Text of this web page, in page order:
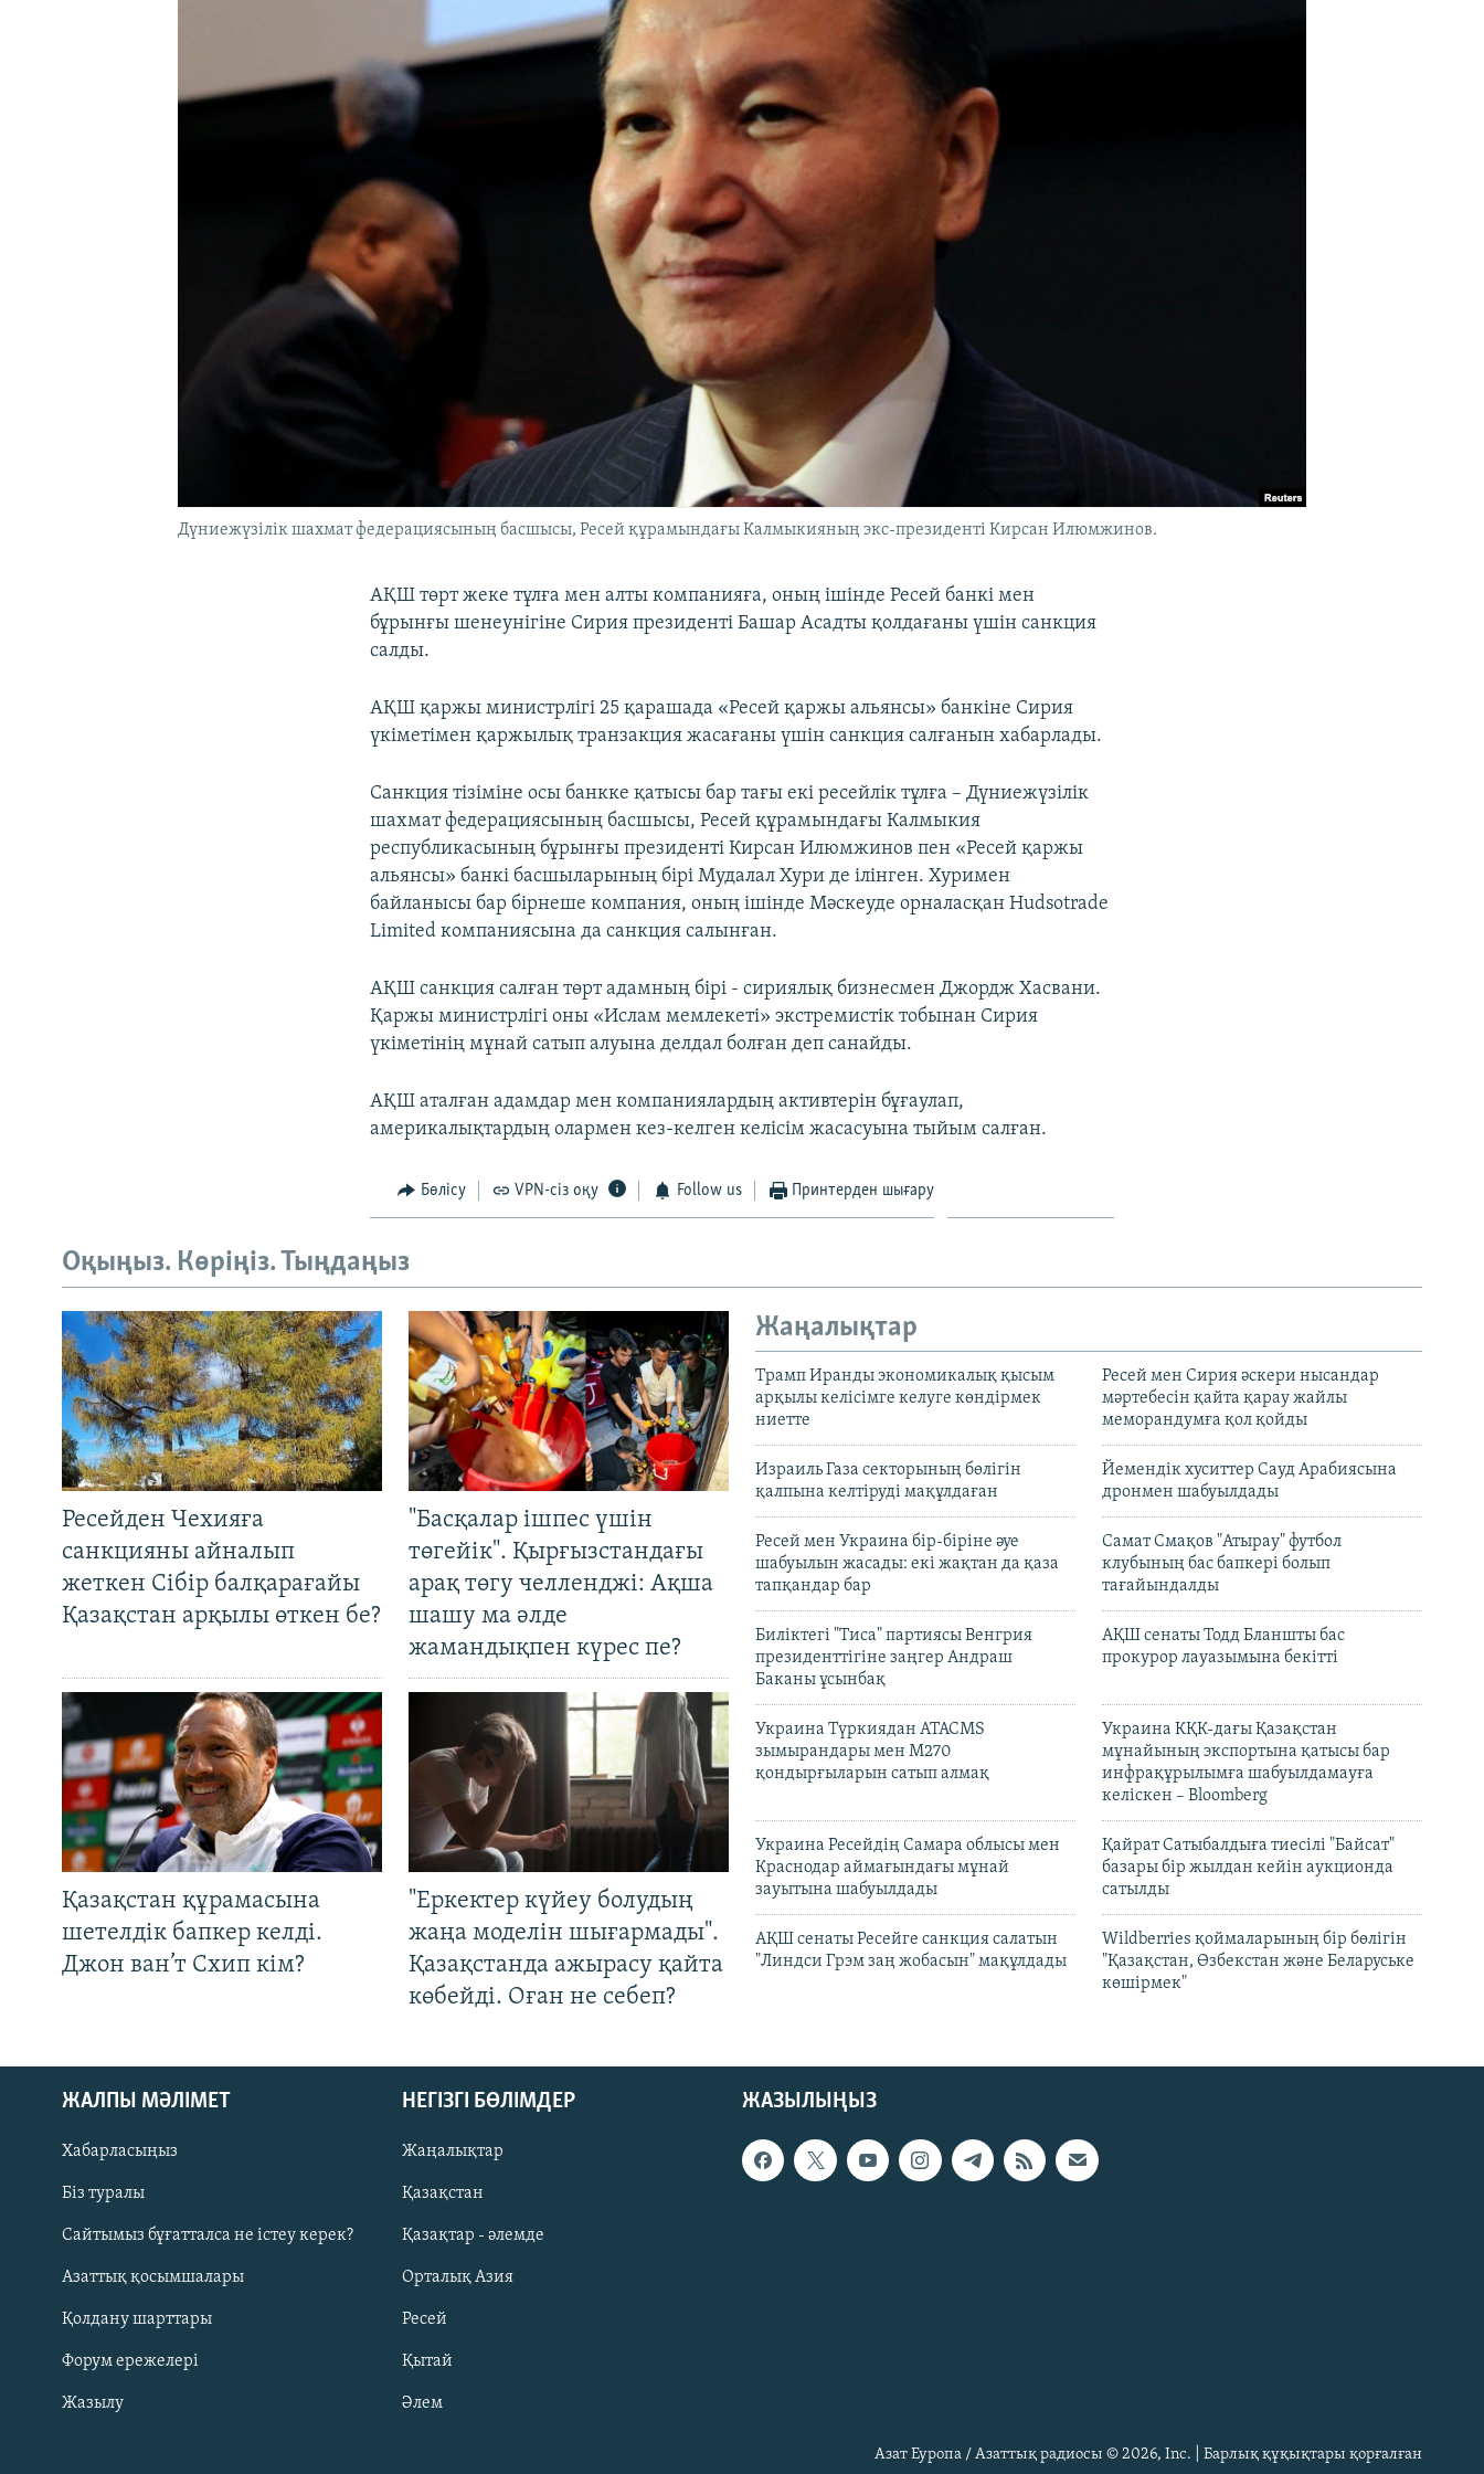
Русский
ЖАЗЫЛЫҢЫЗ
Дүниежүзілік шахмат федерациясының басшысы, Ресей құрамындағы Калмыкияның экс-президенті Кирсан Илюмжинов.
АҚШ төрт жеке тұлға мен алты компанияға, оның ішінде Ресей банкі мен
бұрынғы шенеунігіне Сирия президенті Башар Асадты қолдағаны үшін санкция
салды.
АҚШ қаржы министрлігі 25 қарашада «Ресей қаржы альянсы» банкіне Сирия
үкіметімен қаржылық транзакция жасағаны үшін санкция салғанын хабарлады.
Санкция тізіміне осы банкке қатысы бар тағы екі ресейлік тұлға – Дүниежүзілік
шахмат федерациясының басшысы, Ресей құрамындағы Калмыкия
республикасының бұрынғы президенті Кирсан Илюмжинов пен «Ресей қаржы
альянсы» банкі басшыларының бірі Мудалал Хури де ілінген. Хуримен
байланысы бар бірнеше компания, оның ішінде Мәскеуде орналасқан Hudsotrade
Limited компаниясына да санкция салынған.
АҚШ санкция салған төрт адамның бірі - сириялық бизнесмен Джордж Хасвани.
Қаржы министрлігі оны «Ислам мемлекеті» экстремистік тобынан Сирия
үкіметінің мұнай сатып алуына делдал болған деп санайды.
АҚШ аталған адамдар мен компаниялардың активтерін бұғаулап,
америкалықтардың олармен кез-келген келісім жасасуына тыйым салған.
Бөлісу VPN-сіз оқу Follow us Принтерден шығару
Оқыңыз. Көріңіз. Тыңдаңыз
Ресейден Чехияға
санкцияны айналып
жеткен Сібір балқарағайы
Қазақстан арқылы өткен бе?
"Басқалар ішпес үшін
төгейік". Қырғызстандағы
арақ төгу челленджі: Ақша
шашу ма әлде
жамандықпен күрес пе?
Қазақстан құрамасына
шетелдік бапкер келді.
Джон ван’т Схип кім?
"Еркектер күйеу болудың
жаңа моделін шығармады".
Қазақстанда ажырасу қайта
көбейді. Оған не себеп?
Жаңалықтар
Трамп Иранды экономикалық қысым
арқылы келісімге келуге көндірмек
ниетте
Ресей мен Сирия әскери нысандар
мәртебесін қайта қарау жайлы
меморандумға қол қойды
Израиль Газа секторының бөлігін
қалпына келтіруді мақұлдаған
Йемендік хуситтер Сауд Арабиясына
дронмен шабуылдады
Ресей мен Украина бір-біріне әуе
шабуылын жасады: екі жақтан да қаза
тапқандар бар
Самат Смақов "Атырау" футбол
клубының бас бапкері болып
тағайындалды
Биліктегі "Тиса" партиясы Венгрия
президенттігіне заңгер Андраш
Баканы ұсынбақ
АҚШ сенаты Тодд Бланшты бас
прокурор лауазымына бекітті
Украина Түркиядан ATACMS
зымырандары мен M270
қондырғыларын сатып алмақ
Украина КҚК-дағы Қазақстан
мұнайының экспортына қатысы бар
инфрақұрылымға шабуылдамауға
келіскен – Bloomberg
Украина Ресейдің Самара облысы мен
Краснодар аймағындағы мұнай
зауытына шабуылдады
Қайрат Сатыбалдыға тиесілі "Байсат"
базары бір жылдан кейін аукционда
сатылды
АҚШ сенаты Ресейге санкция салатын
"Линдси Грэм заң жобасын" мақұлдады
Wildberries қоймаларының бір бөлігін
"Қазақстан, Өзбекстан және Беларуське
көшірмек"
ЖАЗЫЛЫҢЫЗ
ЖАЛПЫ МӘЛІМЕТ
Хабарласыңыз
Біз туралы
Сайтымыз бұғатталса не істеу керек?
Азаттық қосымшалары
Қолдану шарттары
Форум ережелері
Жазылу
НЕГІЗГІ БӨЛІМДЕР
Жаңалықтар
Қазақстан
Қазақтар - әлемде
Орталық Азия
Ресей
Қытай
Әлем
Азат Еуропа / Азаттық радиосы © 2026, Inc. | Барлық құқықтары қорғалған